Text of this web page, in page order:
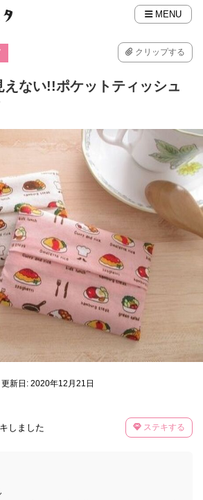
MENU
クリップする
ない!!ポケットティッシュ
更新日: 2020年12月21日
しました ステキする